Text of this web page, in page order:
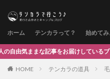
ホーム テンカラって？ 始めてみ
記事をお届けしているブログです
HOME テンカラの道具